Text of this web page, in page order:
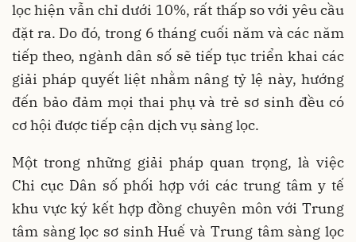
lọc hiện vẫn chỉ dưới 10%, rất thấp so với yêu cầu
đặt ra. Do đó, trong 6 tháng cuối năm và các năm
tiếp theo, ngành dân số sẽ tiếp tục triển khai các
giải pháp quyết liệt nhằm nâng tỷ lệ này, hướng
đến bảo đảm mọi thai phụ và trẻ sơ sinh đều có
cơ hội được tiếp cận dịch vụ sàng lọc.
Một trong những giải pháp quan trọng, là việc
Chi cục Dân số phối hợp với các trung tâm y tế
khu vực ký kết hợp đồng chuyên môn với Trung
tâm sàng lọc sơ sinh Huế và Trung tâm sàng lọc